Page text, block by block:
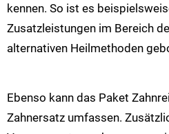
kennen. So ist es
Zusatzleistungen im Bereich
alternativen Heilmethoden
Ebenso kann das Paket
Zahnersatz umfassen.